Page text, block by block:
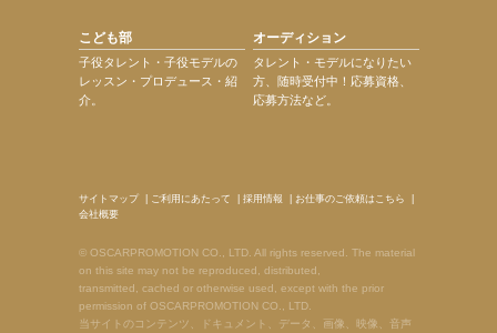
こども部
子役タレント・子役モデルの
レッスン・プロデュース・紹
介。
オーディション
タレント・モデルになりたい
方、随時受付中！応募資格、
応募方法など。
サイトマップ| ご利用にあたって 採用情報 お仕事のご依頼はこちら
会社概要
© OSCARPROMOTION CO., LTD. All rights reserved. The material
on this site may not be reproduced, distributed,
transmitted, cached or otherwise used, except with the prior
permission of OSCARPROMOTION CO., LTD.
当サイトのコンテンツ、ドキュメント、データ、画像、映像、音声